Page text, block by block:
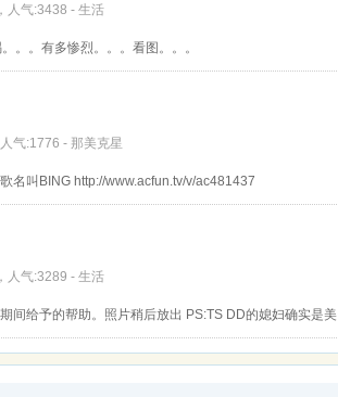
人气:3438 - 生活
。。有多惨烈。。。看图。。。
气:1776 - 那美克星
名叫BING http://www.acfun.tv/v/ac481437
人气:3289 - 生活
间给予的帮助。照片稍后放出 PS:TS DD的媳妇确实是美